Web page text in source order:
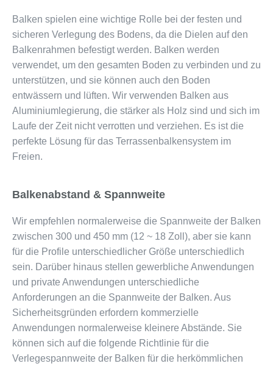
Balken spielen eine wichtige Rolle bei der festen und
sicheren Verlegung des Bodens, da die Dielen auf den
Balkenrahmen befestigt werden. Balken werden
verwendet, um den gesamten Boden zu verbinden und zu
unterstützen, und sie können auch den Boden
entwässern und lüften. Wir verwenden Balken aus
Aluminiumlegierung, die stärker als Holz sind und sich im
Laufe der Zeit nicht verrotten und verziehen. Es ist die
perfekte Lösung für das Terrassenbalkensystem im
Freien.
Balkenabstand & Spannweite
Wir empfehlen normalerweise die Spannweite der Balken
zwischen 300 und 450 mm (12 ~ 18 Zoll), aber sie kann
für die Profile unterschiedlicher Größe unterschiedlich
sein. Darüber hinaus stellen gewerbliche Anwendungen
und private Anwendungen unterschiedliche
Anforderungen an die Spannweite der Balken. Aus
Sicherheitsgründen erfordern kommerzielle
Anwendungen normalerweise kleinere Abstände. Sie
können sich auf die folgende Richtlinie für die
Verlegespannweite der Balken für die herkömmlichen